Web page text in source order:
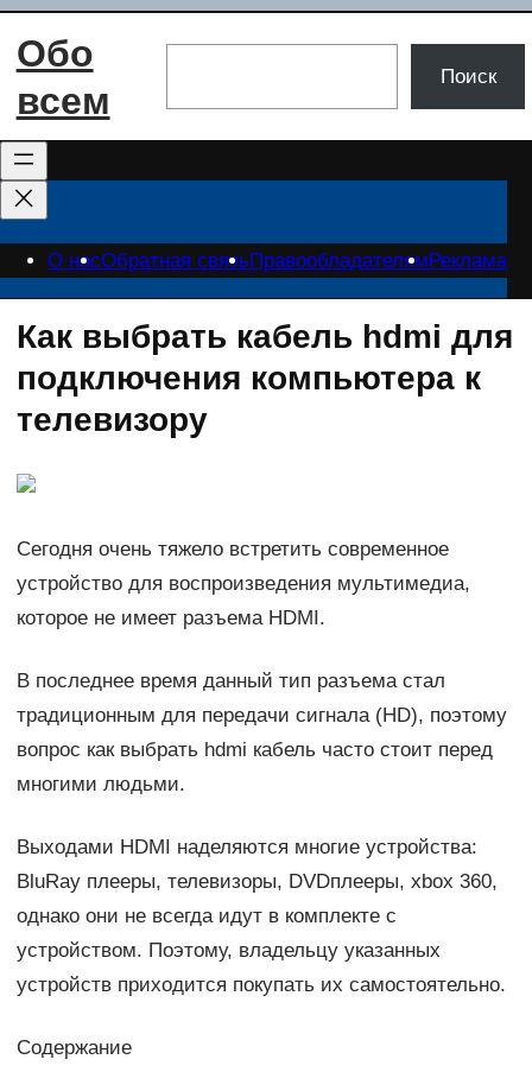
Перейти
Обо
всем
Поиск
О насОбратная связьПравообладателямРеклама
Как выбрать кабель hdmi для
подключения компьютера к
телевизору
Сегодня очень тяжело встретить современное
устройство для воспроизведения мультимедиа,
которое не имеет разъема HDMI.
В последнее время данный тип разъема стал
традиционным для передачи сигнала (HD), поэтому
вопрос как выбрать hdmi кабель часто стоит перед
многими людьми.
Выходами HDMI наделяются многие устройства:
BluRay плееры, телевизоры, DVDплееры, xbox 360,
однако они не всегда идут в комплекте с
устройством. Поэтому, владельцу указанных
устройств приходится покупать их самостоятельно.
Содержание